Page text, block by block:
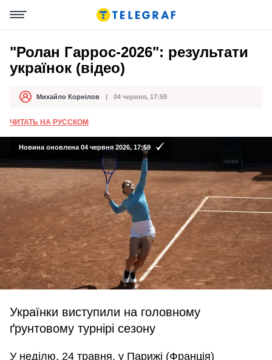
"Ролан Гаррос-2026": результати
українок (відео)
АвторМихайло Корнілов
Дата публікації 04 червня, 17:59
ЧИТАТЬ НА РУССКОМ
Новина оновлена 04 червня 2026, 17:59
Українки виступили на головному
ґрунтовому турнірі сезону
У неділю, 24 травня, у Парижі (Франція)